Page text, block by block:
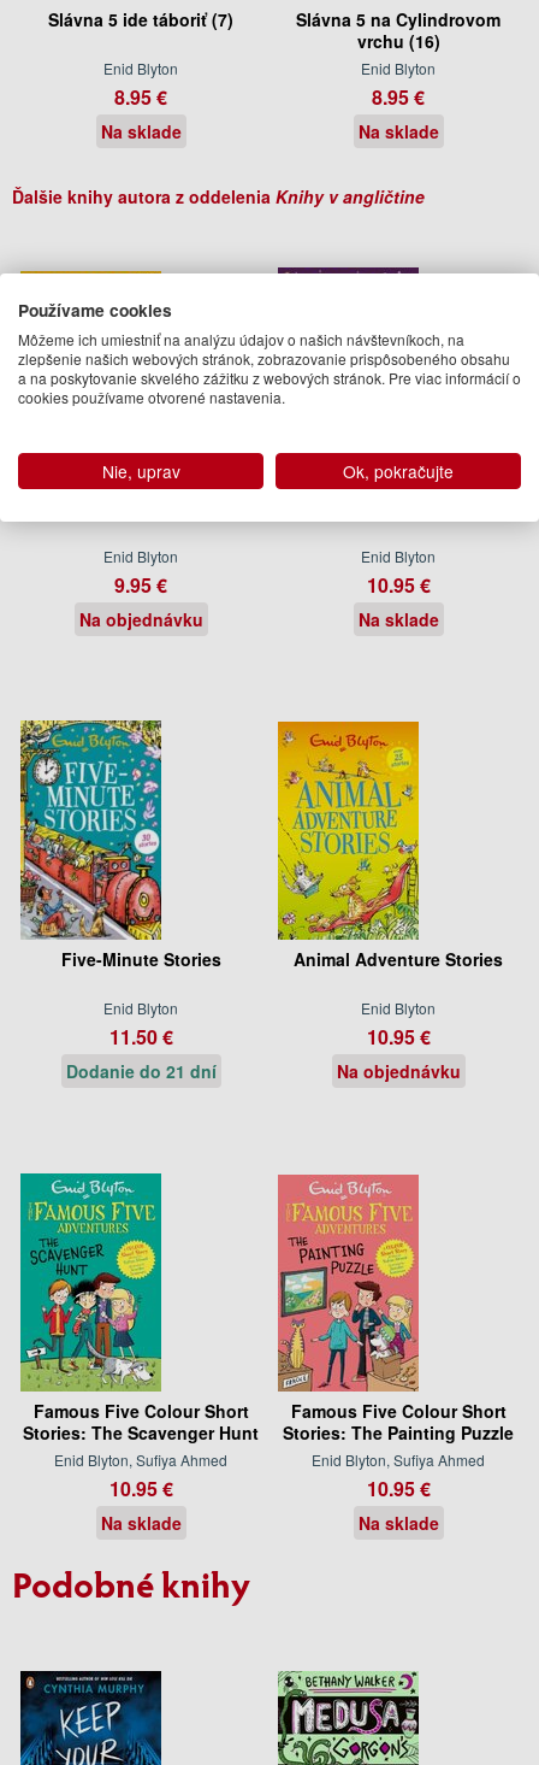
Slávna 5 ide táboriť (7)
Enid Blyton
8.95 €
Na sklade
Slávna 5 na Cylindrovom
vrchu (16)
Enid Blyton
8.95 €
Na sklade
Ďalšie knihy autora z oddelenia Knihy v angličtine
Enid Blyton
9.95 €
Na objednávku
Enid Blyton
10.95 €
Na sklade
Five-Minute Stories
Enid Blyton
11.50 €
Dodanie do 21 dní
Animal Adventure Stories
Enid Blyton
10.95 €
Na objednávku
Famous Five Colour Short
Stories: The Scavenger Hunt
Enid Blyton, Sufiya Ahmed
10.95 €
Na sklade
Famous Five Colour Short
Stories: The Painting Puzzle
Enid Blyton, Sufiya Ahmed
10.95 €
Na sklade
Podobné knihy
Používame cookies
Môžeme ich umiestniť na analýzu údajov o našich návštevníkoch, na
zlepšenie našich webových stránok, zobrazovanie prispôsobeného obsahu
a na poskytovanie skvelého zážitku z webových stránok. Pre viac informácií o
cookies používame otvorené nastavenia.
Nie, uprav Ok, pokračujte